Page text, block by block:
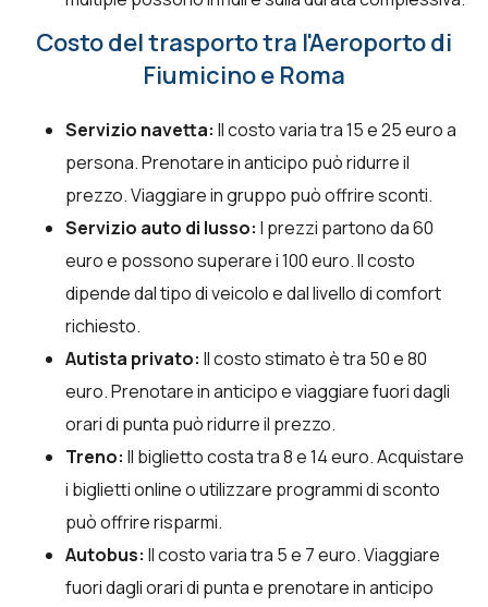
Costo del trasporto tra l'Aeroporto di
Fiumicino e Roma
Servizio navetta: Il costo varia tra 15 e 25 euro a
persona. Prenotare in anticipo può ridurre il
prezzo. Viaggiare in gruppo può offrire sconti.
Servizio auto di lusso: I prezzi partono da 60
euro e possono superare i 100 euro. Il costo
dipende dal tipo di veicolo e dal livello di comfort
richiesto.
Autista privato: Il costo stimato è tra 50 e 80
euro. Prenotare in anticipo e viaggiare fuori dagli
orari di punta può ridurre il prezzo.
Treno: Il biglietto costa tra 8 e 14 euro. Acquistare
i biglietti online o utilizzare programmi di sconto
può offrire risparmi.
Autobus: Il costo varia tra 5 e 7 euro. Viaggiare
fuori dagli orari di punta e prenotare in anticipo